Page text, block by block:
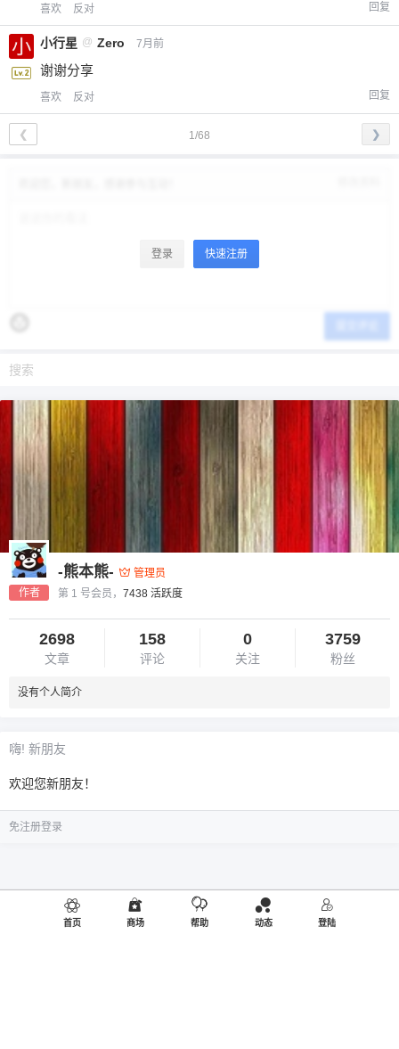
喜欢 反对 回复
小行星 @ Zero 7月前
谢谢分享
喜欢 反对 回复
1/68
❮ ❯
登录 快速注册
作者
-熊本熊-
管理员
第 1 号会员， 7438 活跃度
2698
文章
158
评论
0
关注
3759
粉丝
没有个人简介
嗨! 新朋友
欢迎您新朋友！
免注册登录
首页 商场 帮助 动态 登陆